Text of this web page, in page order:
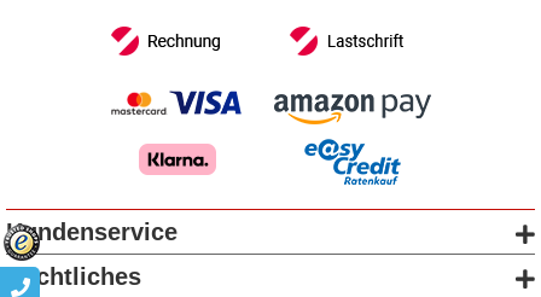
Kundenservice
Rechtliches